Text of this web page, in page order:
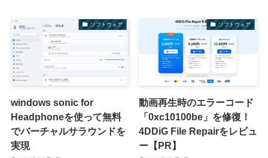
ソフトウェア
windows sonic for
Headphoneを使って無料
でバーチャルサラウンドを
実現
ソフトウェア
動画再生時のエラーコード
「0xc10100be」を修復！
4DDiG File Repairをレビュ
ー【PR】